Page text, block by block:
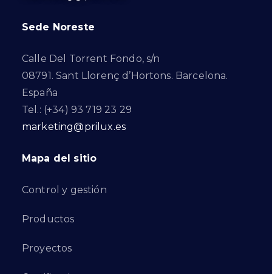
Sede Noreste
Calle Del Torrent Fondo, s/n
08791. Sant Llorenç d’Hortons. Barcelona.
España
Tel.: (+34) 93 719 23 29
marketing@prilux.es
Mapa del sitio
Control y gestión
Productos
Proyectos